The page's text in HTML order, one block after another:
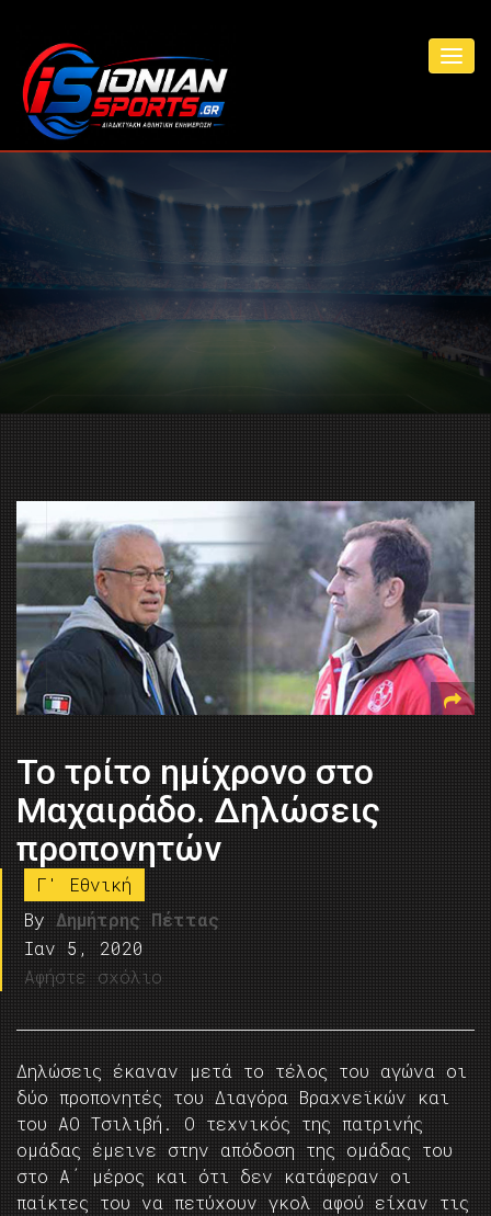
Το τρίτο ημίχρονο στο
Μαχαιράδο. Δηλώσεις
προπονητών
Γ' Εθνική
By Δημήτρης Πέττας
Ιαν 5, 2020
Αφήστε σχόλιο
Δηλώσεις έκαναν μετά το τέλος του αγώνα οι
δύο προπονητές του Διαγόρα Βραχνεϊκών και
του ΑΟ Τσιλιβή. Ο τεχνικός της πατρινής
ομάδας έμεινε στην απόδοση της ομάδας του
στο Α΄ μέρος και ότι δεν κατάφεραν οι
παίκτες του να πετύχουν γκολ αφού είχαν τις